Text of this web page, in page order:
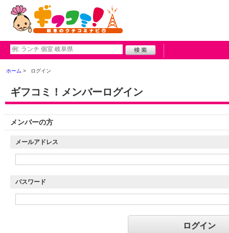
ホーム ログイン
ギフコミ！メンバーログイン
メンバーの方
メールアドレス
パスワード